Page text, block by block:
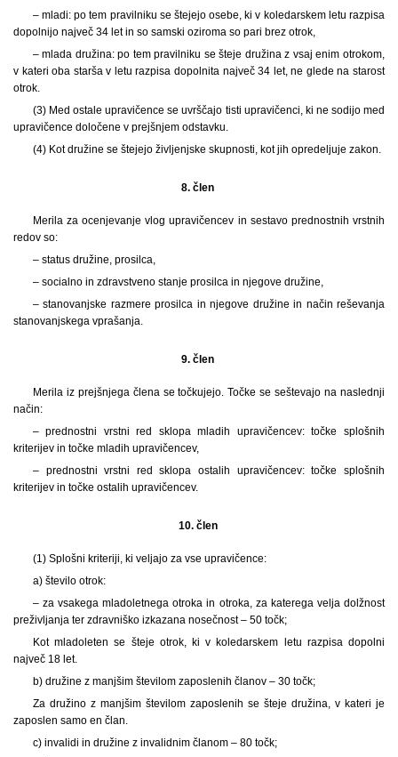
– mladi: po tem pravilniku se štejejo osebe, ki v koledarskem letu razpisa
dopolnijo največ 34 let in so samski oziroma so pari brez otrok,
– mlada družina: po tem pravilniku se šteje družina z vsaj enim otrokom,
v kateri oba starša v letu razpisa dopolnita največ 34 let, ne glede na starost
otrok.
(3) Med ostale upravičence se uvrščajo tisti upravičenci, ki ne sodijo med
upravičence določene v prejšnjem odstavku.
(4) Kot družine se štejejo življenjske skupnosti, kot jih opredeljuje zakon.
8. člen
Merila za ocenjevanje vlog upravičencev in sestavo prednostnih vrstnih
redov so:
– status družine, prosilca,
– socialno in zdravstveno stanje prosilca in njegove družine,
– stanovanjske razmere prosilca in njegove družine in način reševanja
stanovanjskega vprašanja.
9. člen
Merila iz prejšnjega člena se točkujejo. Točke se seštevajo na naslednji
način:
– prednostni vrstni red sklopa mladih upravičencev: točke splošnih
kriterijev in točke mladih upravičencev,
– prednostni vrstni red sklopa ostalih upravičencev: točke splošnih
kriterijev in točke ostalih upravičencev.
10. člen
(1) Splošni kriteriji, ki veljajo za vse upravičence:
a) število otrok:
– za vsakega mladoletnega otroka in otroka, za katerega velja dolžnost
preživljanja ter zdravniško izkazana nosečnost – 50 točk;
Kot mladoleten se šteje otrok, ki v koledarskem letu razpisa dopolni
največ 18 let.
b) družine z manjšim številom zaposlenih članov – 30 točk;
Za družino z manjšim številom zaposlenih se šteje družina, v kateri je
zaposlen samo en član.
c) invalidi in družine z invalidnim članom – 80 točk;